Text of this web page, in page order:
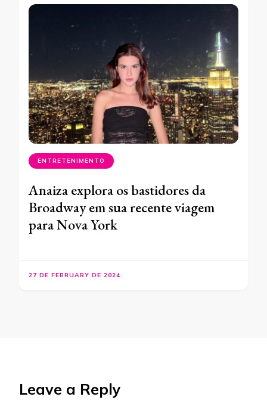
ENTRETENIMENTO
Anaiza explora os bastidores da
Broadway em sua recente viagem
para Nova York
27 DE FEBRUARY DE 2024
Leave a Reply